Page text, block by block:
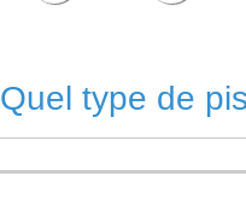
Quel type de